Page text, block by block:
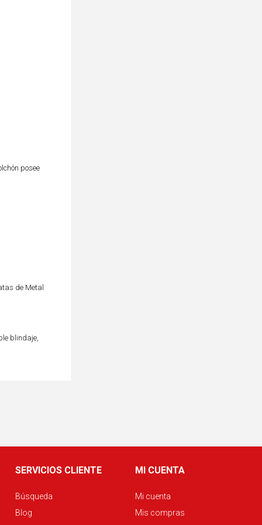
posee
de Metal
blindaje,
SERVICIOS CLIENTE
Búsqueda
Blog
MI CUENTA
Mi cuenta
Mis compras